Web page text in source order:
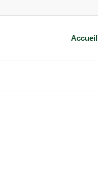
Accueil